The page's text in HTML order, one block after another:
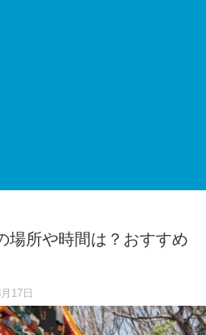
場所や時間は？おすすめ
17日